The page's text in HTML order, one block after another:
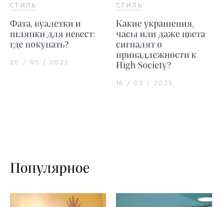
СТИЛЬ
Фата, вуалетки и
шляпки для невест:
где покупать?
20 / 05 / 2025
СТИЛЬ
Какие украшения,
часы или даже цвета
сигналят о
принадлежности к
High Society?
16 / 05 / 2025
Популярное